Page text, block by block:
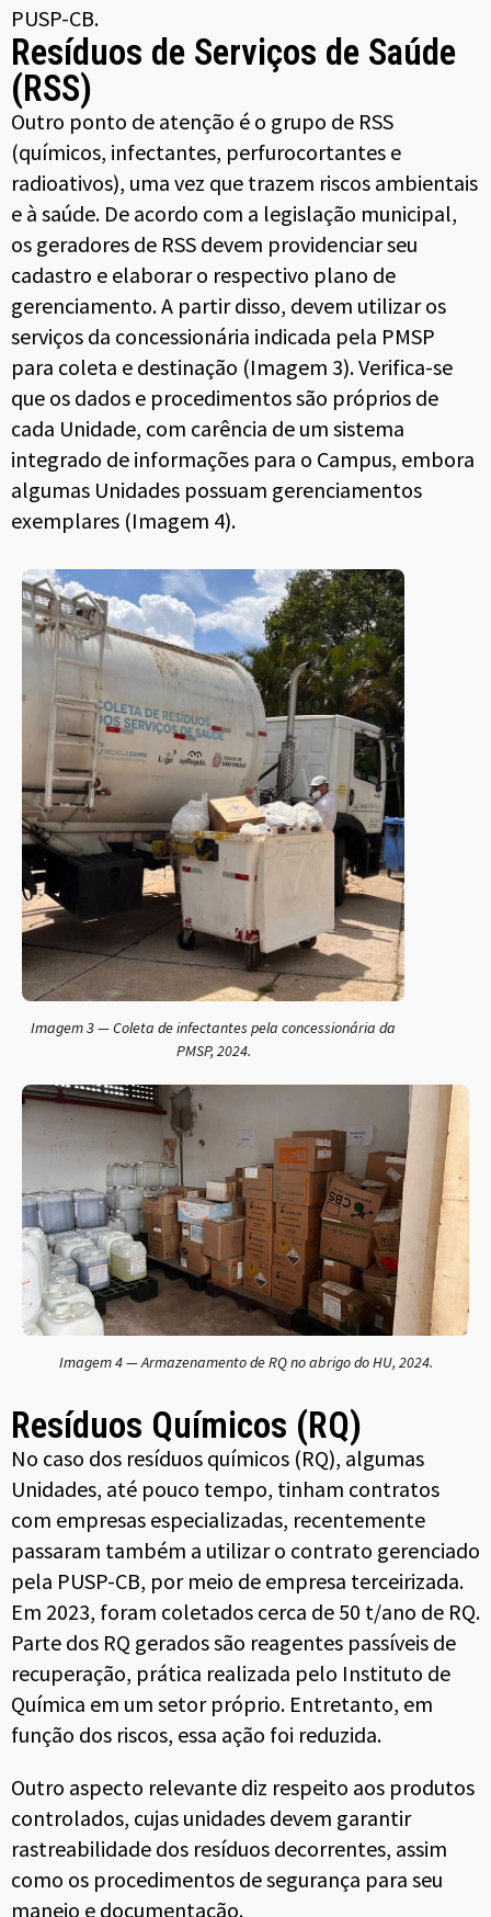
PUSP-CB.
Resíduos de Serviços de Saúde
(RSS)
Outro ponto de atenção é o grupo de RSS
(químicos, infectantes, perfurocortantes e
radioativos), uma vez que trazem riscos ambientais
e à saúde. De acordo com a legislação municipal,
os geradores de RSS devem providenciar seu
cadastro e elaborar o respectivo plano de
gerenciamento. A partir disso, devem utilizar os
serviços da concessionária indicada pela PMSP
para coleta e destinação (Imagem 3). Verifica-se
que os dados e procedimentos são próprios de
cada Unidade, com carência de um sistema
integrado de informações para o Campus, embora
algumas Unidades possuam gerenciamentos
exemplares (Imagem 4).
Imagem 3 — Coleta de infectantes pela concessionária da
PMSP, 2024.
Imagem 4 — Armazenamento de RQ no abrigo do HU, 2024.
Resíduos Químicos (RQ)
No caso dos resíduos químicos (RQ), algumas
Unidades, até pouco tempo, tinham contratos
com empresas especializadas, recentemente
passaram também a utilizar o contrato gerenciado
pela PUSP-CB, por meio de empresa terceirizada.
Em 2023, foram coletados cerca de 50 t/ano de RQ.
Parte dos RQ gerados são reagentes passíveis de
recuperação, prática realizada pelo Instituto de
Química em um setor próprio. Entretanto, em
função dos riscos, essa ação foi reduzida.
Outro aspecto relevante diz respeito aos produtos
controlados, cujas unidades devem garantir
rastreabilidade dos resíduos decorrentes, assim
como os procedimentos de segurança para seu
manejo e documentação.